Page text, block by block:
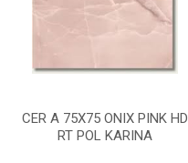
CER A 75X75 ONIX PINK HD
RT POL KARINA